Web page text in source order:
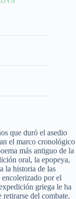
que duró el asedio
el marco cronológico
más antiguo de la
oral, la epopeya,
la historia de las
por el
griega le ha
del combate.